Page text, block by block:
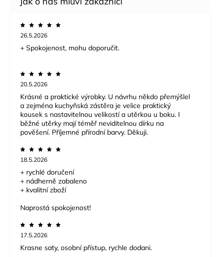
26.5.2026
+ Spokojenost, mohu doporučit.
20.5.2026
Krásné a praktické výrobky. U návrhu někdo přemýšlel
a zejména kuchyňská zástěra je velice praktický
kousek s nastavitelnou velikostí a utěrkou u boku. I
běžné utěrky mají téměř neviditelnou dírku na
pověšení. Příjemné přírodní barvy. Děkuji.
18.5.2026
+ rychlé doručení
+ nádherně zabaleno
+ kvalitní zboží
Naprostá spokojenost!
17.5.2026
Krasne saty, osobní přístup, rychle dodani.